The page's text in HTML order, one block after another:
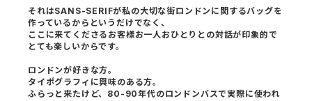
それはSANS-SERIFが私の大切な街ロンドンに関するバッグを
作っているからというだけでなく、
ここに来てくださるお客様お一人おひとりとの対話が印象的で
とても楽しいからです。
ロンドンが好きな方。
タイポグラフィに興味のある方。
ふらっと来たけど、80-90年代のロンドンバスで実際に使われ